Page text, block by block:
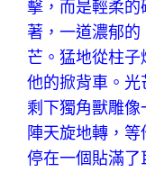
擊，而是輕柔
著，一道濃郁
芒。猛地從柱
他的掀背車。光
剩下獨角獸雕
陣天旋地轉，
停在一個貼滿